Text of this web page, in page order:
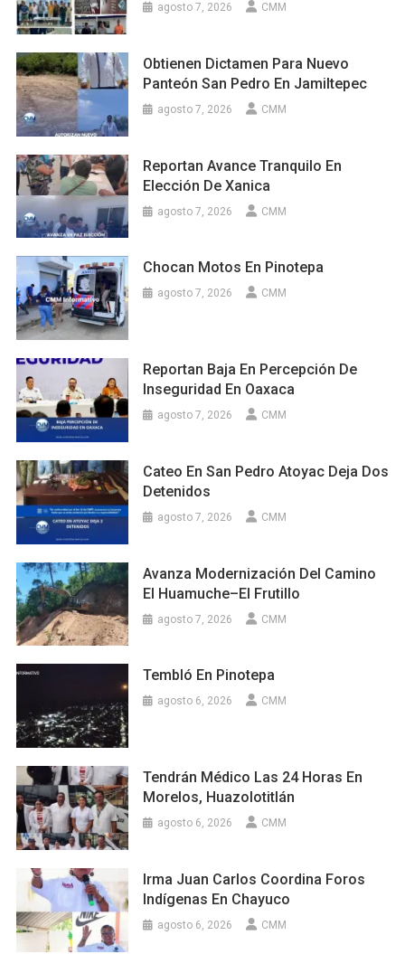
agosto 7, 2026 CMM
Obtienen Dictamen Para Nuevo
Panteón San Pedro En Jamiltepec
agosto 7, 2026 CMM
Reportan Avance Tranquilo En
Elección De Xanica
agosto 7, 2026 CMM
Chocan Motos En Pinotepa
agosto 7, 2026 CMM
Reportan Baja En Percepción De
Inseguridad En Oaxaca
agosto 7, 2026 CMM
Cateo En San Pedro Atoyac Deja Dos
Detenidos
agosto 7, 2026 CMM
Avanza Modernización Del Camino
El Huamuche–El Frutillo
agosto 7, 2026 CMM
Tembló En Pinotepa
agosto 6, 2026 CMM
Tendrán Médico Las 24 Horas En
Morelos, Huazolotitlán
agosto 6, 2026 CMM
Irma Juan Carlos Coordina Foros
Indígenas En Chayuco
agosto 6, 2026 CMM